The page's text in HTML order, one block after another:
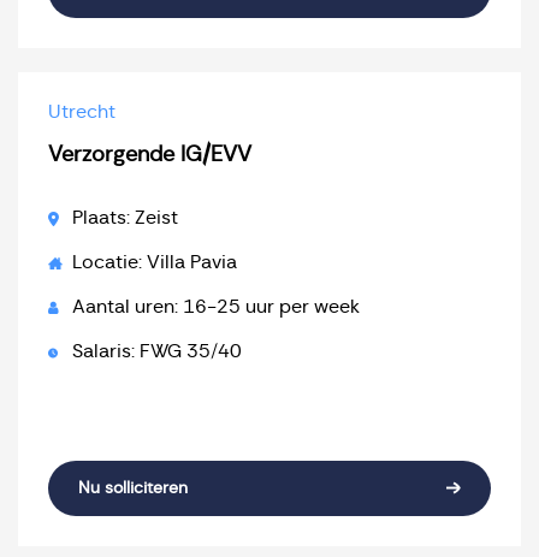
Utrecht
Verzorgende IG/EVV
Plaats: Zeist
Locatie: Villa Pavia
Aantal uren: 16-25 uur per week
Salaris: FWG 35/40
Nu solliciteren